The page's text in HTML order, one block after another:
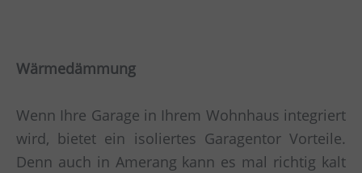
Wärmedämmung
Wenn Ihre Garage in Ihrem Wohnhaus integriert
wird, bietet ein isoliertes Garagentor Vorteile.
Denn auch in Amerang kann es mal richtig kalt